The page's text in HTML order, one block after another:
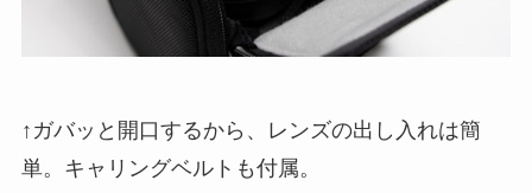
↑ガバッと開口するから、レンズの出し入れは簡
単。キャリングベルトも付属。